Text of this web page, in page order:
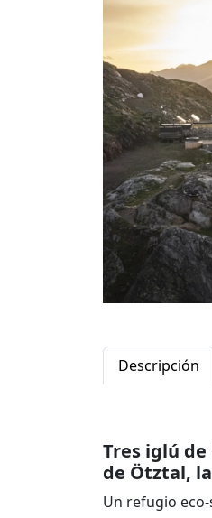
Descripción
Tres iglú
de Ötztal,
Un refugio